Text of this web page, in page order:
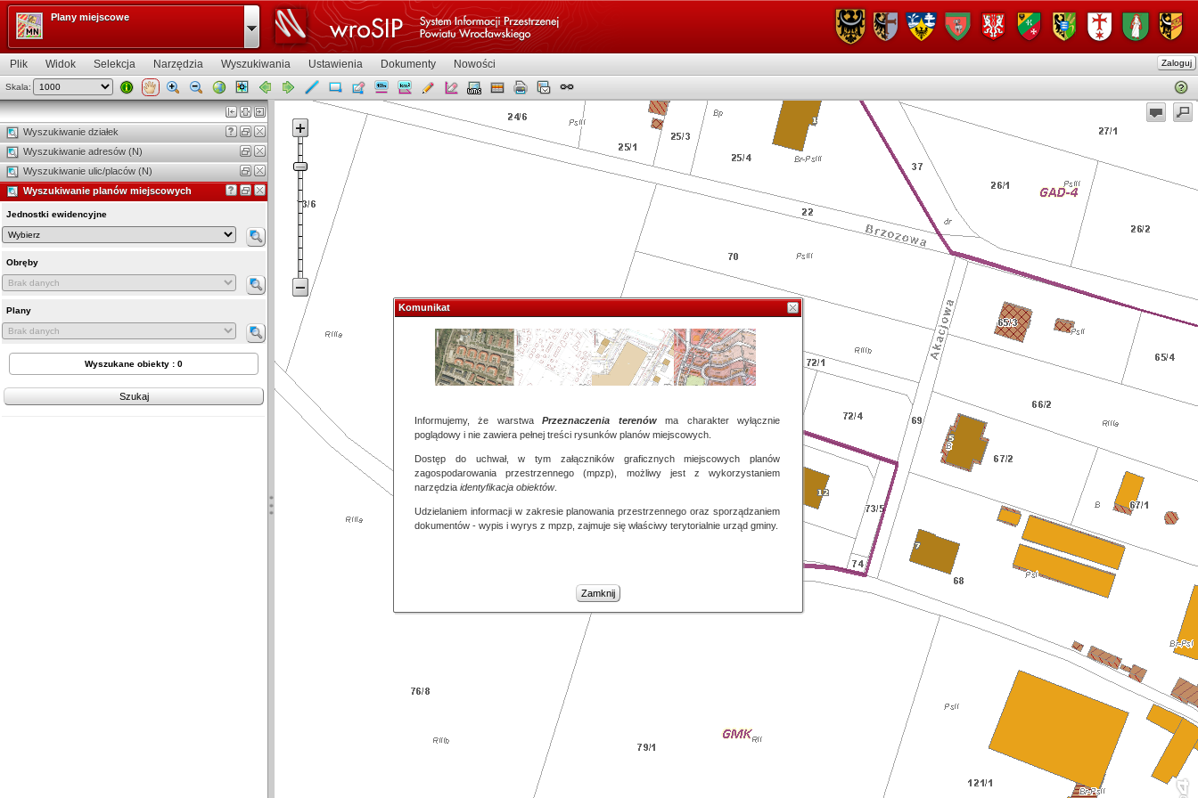
Plik Widok Selekcja Narzędzia Wyszukiwania Ustawienia Dokumenty Nowości
Skala:
Wyszukiwanie działek
Wyszukiwanie adresów (N)
Wyszukiwanie ulic/placów (N)
Jednostki ewidencyjne
Obręby
Plany
Wyszukane obiekty : 0
Szukaj
Wyszukiwanie planów miejscowych
Widok mapy
Plany miejscowe
Zaloguj
Komunikat
Zamknij